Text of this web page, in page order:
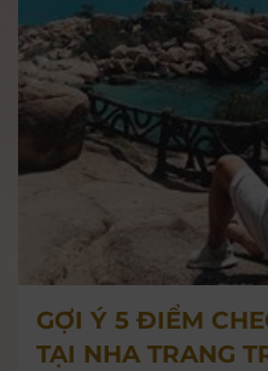
GỢI Ý 5 ĐIỂM CHECK IN CỰC ĐẸP
TẠI NHA TRANG